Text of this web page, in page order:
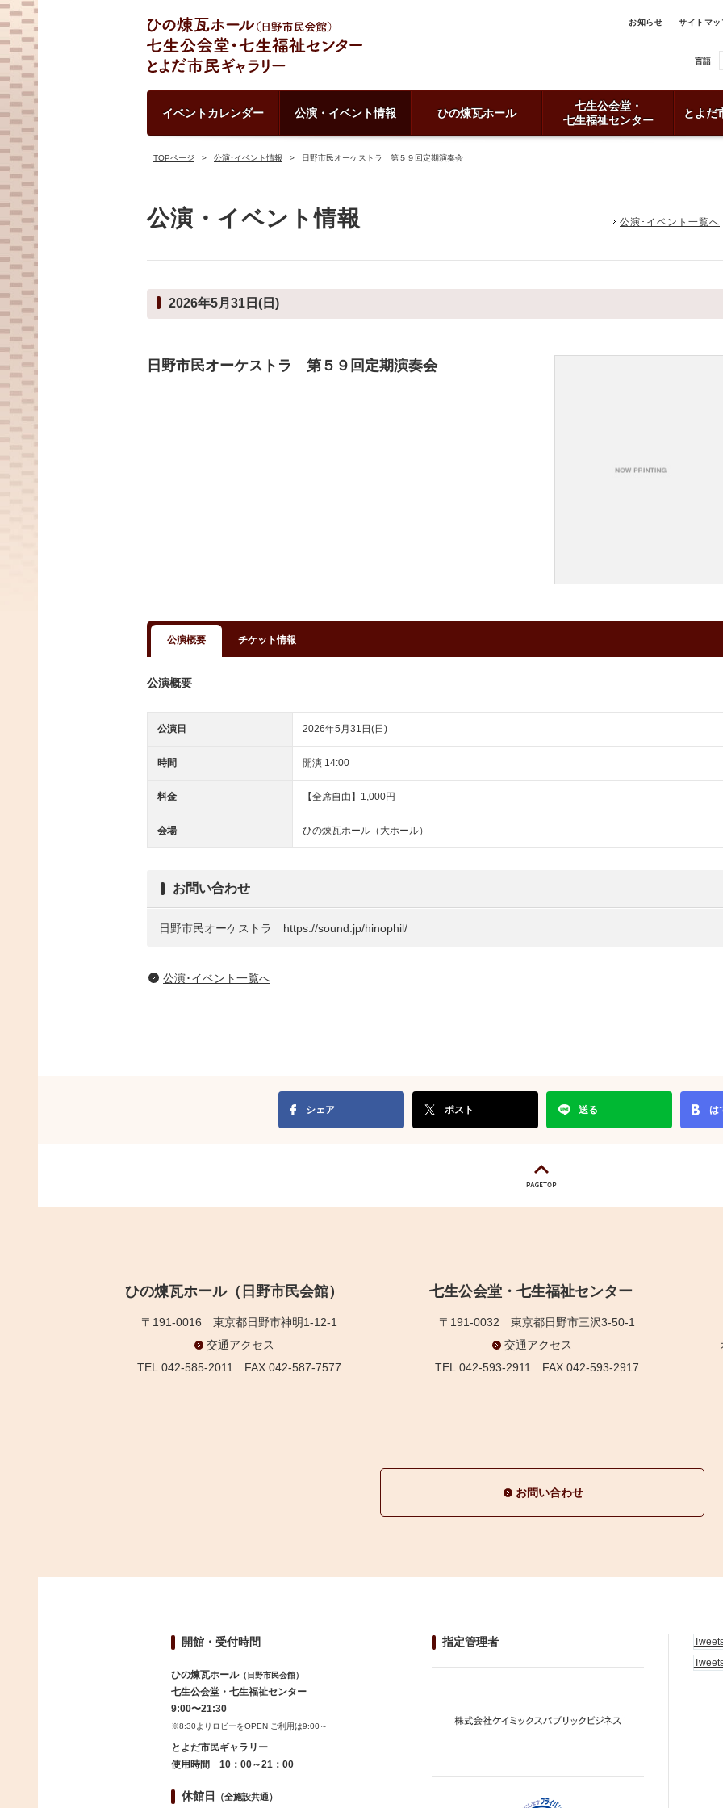
お知らせ サイトマッ
言語
イベントカレンダー 公演・イベント情報 ひの煉瓦ホール
七生公会堂・
七生福祉センター
とよだ
TOPページ 公演･イベント情報 日野市民オーケストラ 第５９回定期演奏会
公演・イベント情報 公演･イベント一覧へ
2026年5月31日(日)
日野市民オーケストラ 第５９回定期演奏会
公演概要 チケット情報
公演概要
公演日 2026年5月31日(日)
時間 開演 14:00
料金 【全席自由】1,000円
会場 ひの煉瓦ホール（大ホール）
お問い合わせ
日野市民オーケストラ https://sound.jp/hinophil/
公演･イベント一覧へ
シェア ポスト 送る は
ひの煉瓦ホール（日野市民会館）
〒191-0016 東京都日野市神明1-12-1
交通アクセス
TEL.042-585-2011 FAX.042-587-7577
七生公会堂・七生福祉センター
〒191-0032 東京都日野市三沢3-50-1
交通アクセス
TEL.042-593-2911 FAX.042-593-2917
お問い合わせ
開館・受付時間
ひの煉瓦ホール（日野市民会館）
七生公会堂・七生福祉センター
9:00〜21:30
※8:30よりロビーをOPEN ご利用は9:00～
とよだ市民ギャラリー
使用時間 10：00～21：00
休館日 （全施設共通）
指定管理者